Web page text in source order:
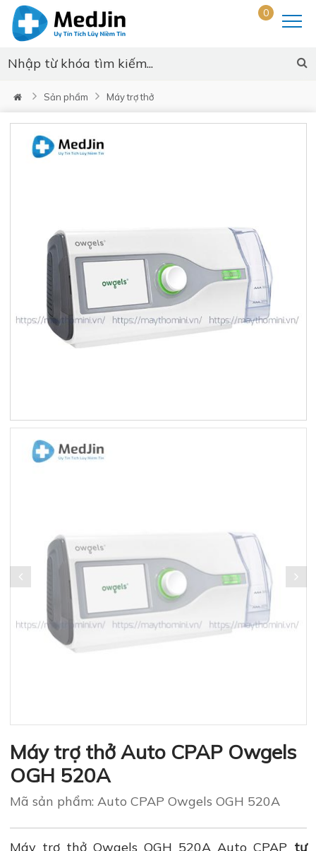
0
Sản phẩm Máy trợ thở
Máy trợ thở Auto CPAP Owgels
OGH 520A
Mã sản phẩm: Auto CPAP Owgels OGH 520A
Máy trợ thở Owgels OGH 520A Auto CPAP tự